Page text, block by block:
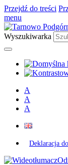
Przejdź do treści
menu
Wyszukiwarka
A
A
A
Deklaracja